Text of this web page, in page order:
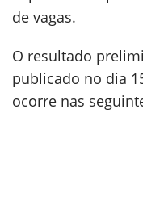
de vagas.
O resultado
publicado no dia
ocorre nas